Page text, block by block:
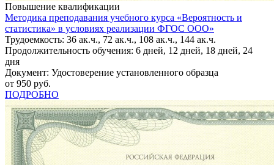
Повышение квалификации
Методика преподавания учебного курса «Вероятность и
статистика» в условиях реализации ФГОС ООО»
Трудоемкость: 36 ак.ч., 72 ак.ч., 108 ак.ч., 144 ак.ч.
Продолжительность обучения: 6 дней, 12 дней, 18 дней, 24
дня
Документ: Удостоверение установленного образца
от 950 руб.
ПОДРОБНО